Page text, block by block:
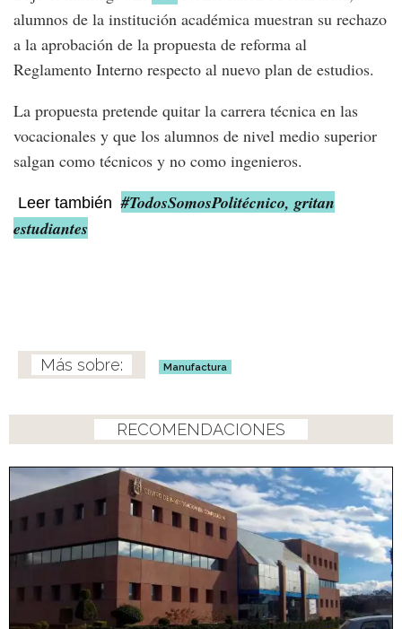
alumnos de la institución académica muestran su rechazo
a la aprobación de la propuesta de reforma al
Reglamento Interno respecto al nuevo plan de estudios.
La propuesta pretende quitar la carrera técnica en las
vocacionales y que los alumnos de nivel medio superior
salgan como técnicos y no como ingenieros.
Leer también #TodosSomosPolitécnico, gritan
estudiantes
Manufactura
RECOMENDACIONES